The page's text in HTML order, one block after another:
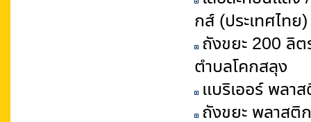
กส์ (ประเทศไทย
ถังขยะ 200 ลิ
ตำบลโคกสลุง
แบริเออร์ พลา
ถังขยะ พลาสติ